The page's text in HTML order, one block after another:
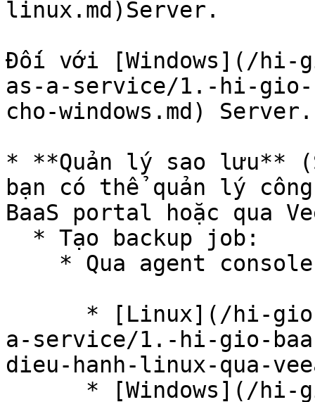
linux.md)Server.
Đối với [Windows](/hi-
as-a-service/1.-hi-gio-
cho-windows.md) Server.
* **Quản lý sao lưu**
bạn có thể quản lý
BaaS portal hoặc qua
a-service/1.-hi-gio-
dieu-hanh-linux-qua-